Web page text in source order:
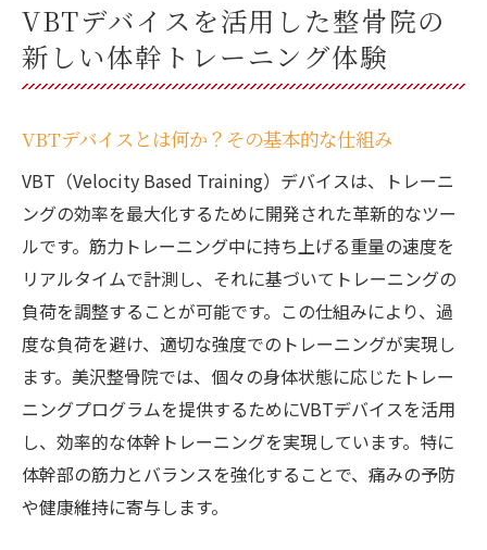
個々のニーズに応じたカスタマイズされた
アプローチ
効率的なトレーニングプログラムの導入事
例
ブな影響
整骨院で体幹を強化するための革新的なVBTト
レーニング
革新的なVBTトレーニングの特徴
体幹強化が持つ全身への影響
整骨院で提供する安全なトレーニング環境
トレーニングの進行状況を追跡する方法
整骨院が推奨するトレーニング頻度
体幹トレーニングで期待できる具体的な成
果
VBTデバイスを活用した整骨院の
新しい体幹トレーニング体験
VBTデバイスとは何か？その基本的な仕組み
VBT（Velocity Based Training）デバイスは、トレーニ
ングの効率を最大化するために開発された革新的なツー
ルです。筋力トレーニング中に持ち上げる重量の速度を
リアルタイムで計測し、それに基づいてトレーニングの
負荷を調整することが可能です。この仕組みにより、過
度な負荷を避け、適切な強度でのトレーニングが実現し
ます。美沢整骨院では、個々の身体状態に応じたトレー
ニングプログラムを提供するためにVBTデバイスを活用
し、効率的な体幹トレーニングを実現しています。特に
体幹部の筋力とバランスを強化することで、痛みの予防
や健康維持に寄与します。